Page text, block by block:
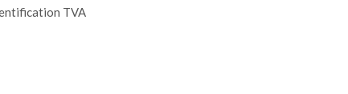
TVA